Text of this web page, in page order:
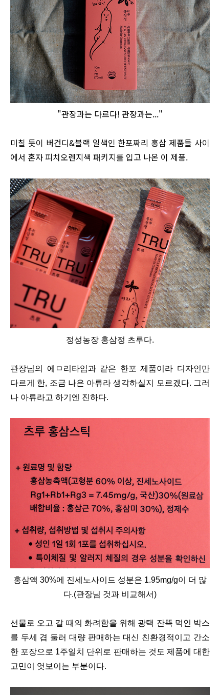
"관장과는 다르다! 관장과는..."
미칠 듯이 버건디&블랙 일색인 한포짜리 홍삼 제품들 사이
에서 혼자 피치오렌지색 패키지를 입고 나온 이 제품.
정성농장 홍삼정 츠루다.
관장님의 에ㅁ리타임과 같은 한포 제품이라 디자인만
다르게 한, 조금 나은 아류라 생각하실지 모르겠다. 그러
나 아류라고 하기엔 진하다.
홍삼액 30%에 진세노사이드 성분은 1.95mg/g이 더 많
다.(관장님 것과 비교해서)
선물로 오고 갈 때의 화려함을 위해 광택 잔뜩 먹인 박스
를 두세 겹 둘러 대량 판매하는 대신 친환경적이고 간소
한 포장으로 1주일치 단위로 판매하는 것도 제품에 대한
고민이 엿보이는 부분이다.